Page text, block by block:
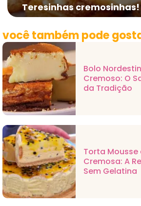
Teresinhas cremosinhas!
você também pode
Bolo
Cremoso: O
da Tradição
Torta
Cremosa: A
Sem Gelatina